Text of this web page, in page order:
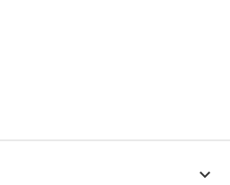
keyboard_arrow_down